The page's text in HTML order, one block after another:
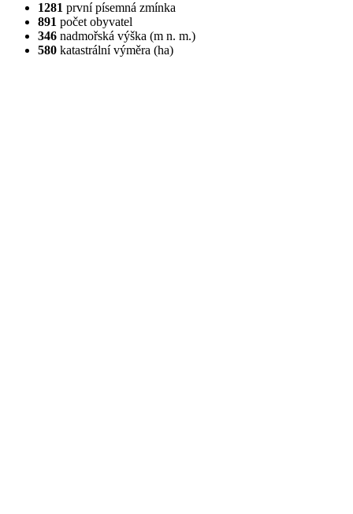
1281 první písemná zmínka
891 počet obyvatel
346 nadmořská výška (m n. m.)
580 katastrální výměra (ha)